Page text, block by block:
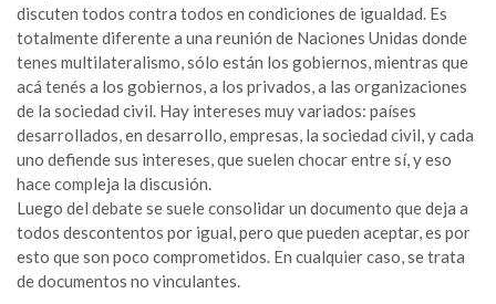
discuten todos contra todos en condiciones de igualdad. Es
totalmente diferente a una reunión de Naciones Unidas donde
tenes multilateralismo, sólo están los gobiernos, mientras que
acá tenés a los gobiernos, a los privados, a las organizaciones
de la sociedad civil. Hay intereses muy variados: países
desarrollados, en desarrollo, empresas, la sociedad civil, y cada
uno defiende sus intereses, que suelen chocar entre sí, y eso
hace compleja la discusión.
Luego del debate se suele consolidar un documento que deja a
todos descontentos por igual, pero que pueden aceptar, es por
esto que son poco comprometidos. En cualquier caso, se trata
de documentos no vinculantes.